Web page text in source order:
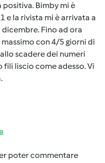
Bimby mi è
e la rivista mi è arrivata a
Fino ad ora
con 4/5 giorni di
scadere dei numeri
liscio come adesso. Vi
poter commentare